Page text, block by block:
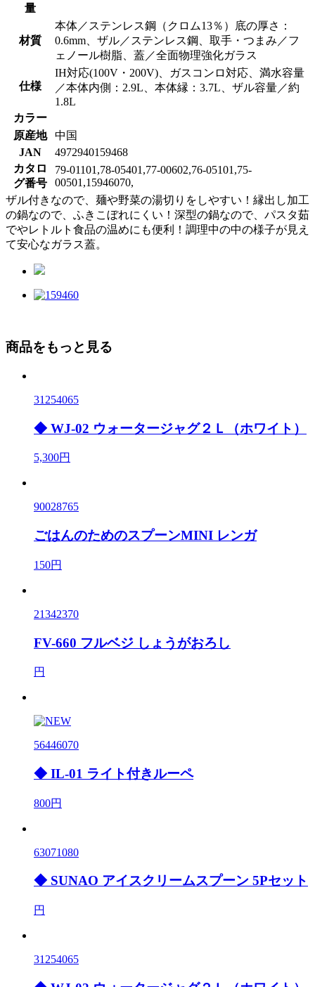
量
材質
本体／ステンレス鋼（クロム13％）底の厚さ：
0.6mm、ザル／ステンレス鋼、取手・つまみ／フ
ェノール樹脂、蓋／全面物理強化ガラス
仕様
IH対応(100V・200V)、ガスコンロ対応、満水容量
／本体内側：2.9L、本体縁：3.7L、ザル容量／約
1.8L
カラー
原産地
中国
JAN
4972940159468
カタロ
グ番号
79-01101,78-05401,77-00602,76-05101,75-
00501,15946070,
ザル付きなので、麺や野菜の湯切りをしやすい！縁出し加工
の鍋なので、ふきこぼれにくい！深型の鍋なので、パスタ茹
でやレトルト食品の温めにも便利！調理中の中の様子が見え
て安心なガラス蓋。
商品をもっと見る
31254065
◆ WJ-02 ウォータージャグ２Ｌ（ホワイト）
5,300円
90028765
ごはんのためのスプーンMINI レンガ
150円
21342370
FV-660 フルベジ しょうがおろし
円
56446070
◆ IL-01 ライト付きルーペ
800円
63071080
◆ SUNAO アイスクリームスプーン 5Pセット
円
31254065